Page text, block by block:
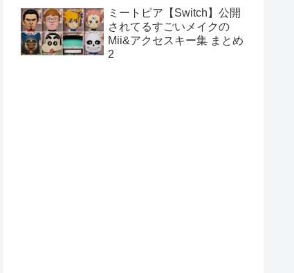
ミートピア【Switch】公開
されてるすごいメイクの
Mii&アクセスキー集 まとめ
2